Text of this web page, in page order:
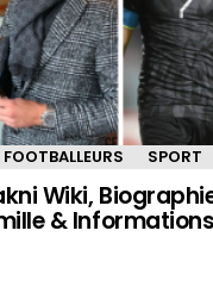
FOOTBALLEURS SPORT
Wiki,
& Informations